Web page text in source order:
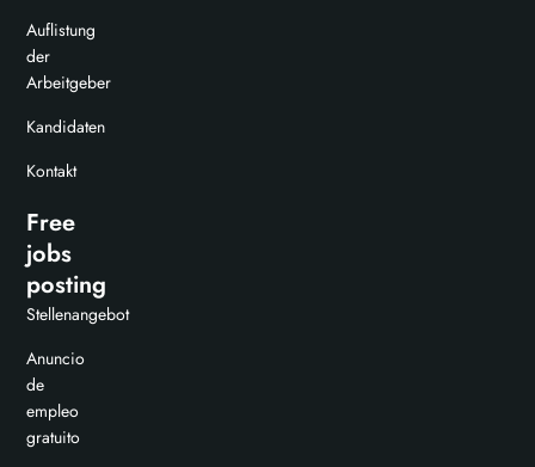
Auflistung
der
Arbeitgeber
Kandidaten
Kontakt
Free
jobs
posting
Stellenangebot
Anuncio
de
empleo
gratuito